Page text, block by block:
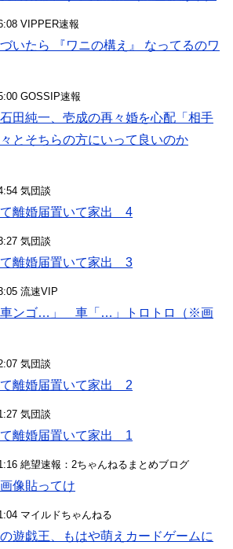
VIPPER速報
いたら 『ワニの構え』 なってるのワ
GOSSIP速報
石田純一、壱成の再々婚を心配「相手
とそちらの方にいって良いのか
気団談
離婚届置いて家出 4
気団談
離婚届置いて家出 3
流速VIP
車ンゴ…」 車「…」トロトロ（※画
気団談
離婚届置いて家出 2
気団談
離婚届置いて家出 1
絶望速報：2ちゃんねるまとめブログ
像貼ってけ
マイルドちゃんねる
の遊戯王、もはや萌えカードゲームに